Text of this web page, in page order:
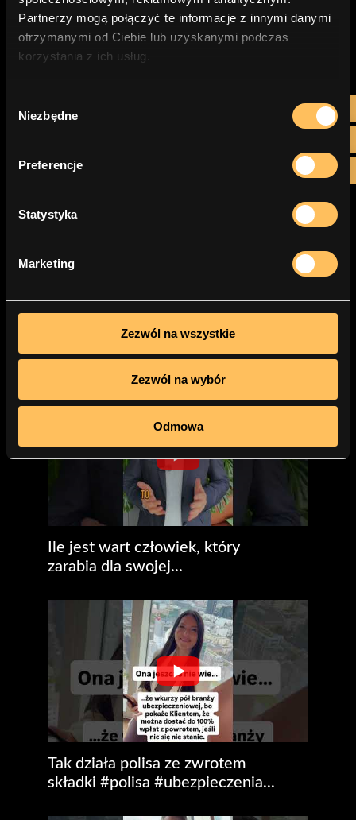
Partnerzy mogą połączyć te informacje z innymi danymi
otrzymanymi od Ciebie lub uzyskanymi podczas
korzystania z ich usług.
zgody
Niezbędne
Preferencje
Statystyka
Marketing
Zezwól na wszystkie
Zezwól na wybór
Odmowa


Przeciętna polska rodzina wydaje
Najcenniejszym aktywem firmy
jest człowiek, który ją rozwija....
Ile jest wart człowiek, który
zarabia dla swojej...
Tak działa polisa ze zwrotem
składki #polisa #ubezpieczenia...